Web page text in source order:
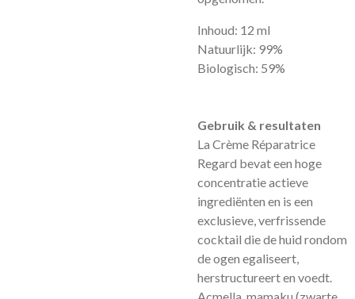
Inhoud: 12 ml
Natuurlijk: 99%
Biologisch: 59%
Gebruik & resultaten
La Crème Réparatrice
Regard bevat een hoge
concentratie actieve
ingrediënten en is een
exclusieve, verfrissende
cocktail die de huid rondom
de ogen egaliseert,
herstructureert en voedt.